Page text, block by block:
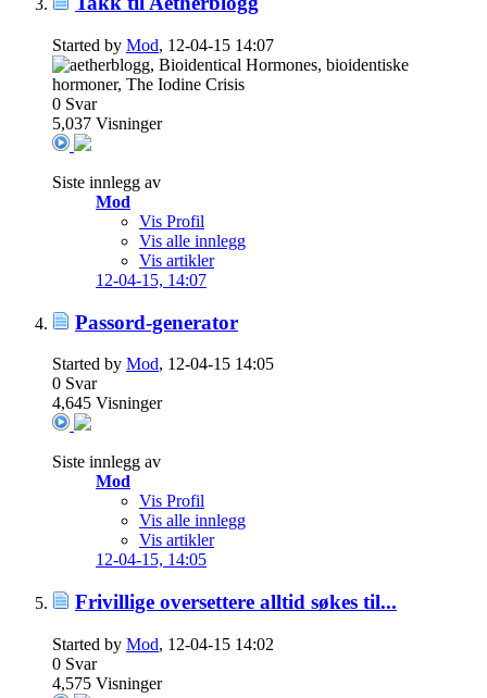
Started by Mod, 12-04-15 14:07
0 Svar
5,037 Visninger
Siste innlegg av
Mod
Vis Profil
Vis alle innlegg
Vis artikler
12-04-15, 14:07
Passord-generator
Started by Mod, 12-04-15 14:05
0 Svar
4,645 Visninger
Siste innlegg av
Mod
Vis Profil
Vis alle innlegg
Vis artikler
12-04-15, 14:05
Frivillige oversettere alltid søkes til...
Started by Mod, 12-04-15 14:02
0 Svar
4,575 Visninger